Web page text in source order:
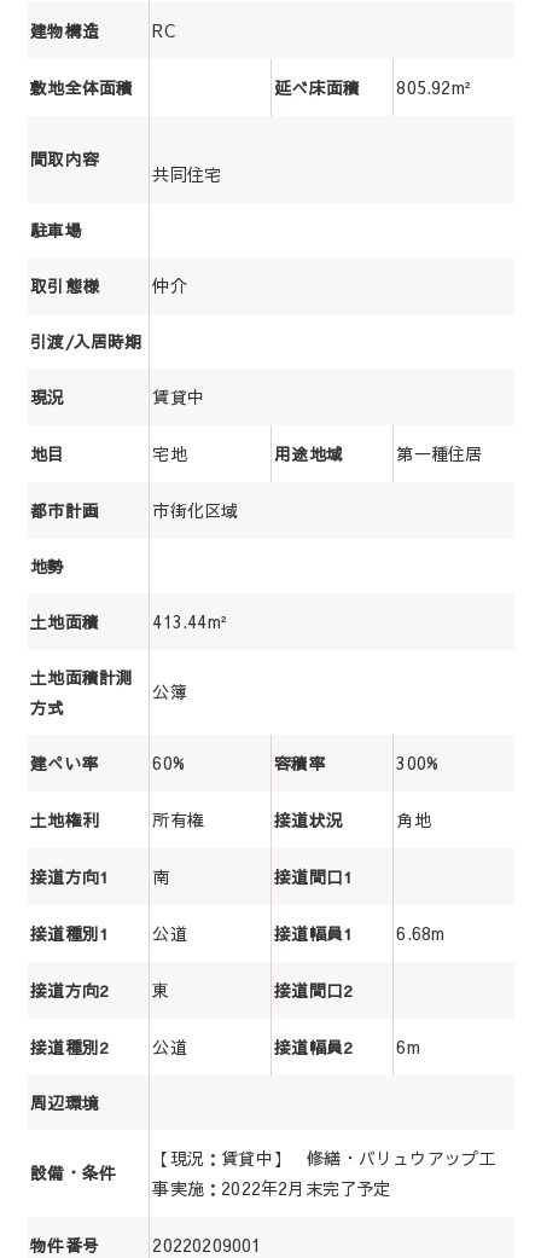
建物構造 RC
敷地全体面積 延べ床面積 805.92m²
間取内容
共同住宅
駐車場
取引態様 仲介
引渡/入居時期
現況 賃貸中
地目 宅地 用途地域 第一種住居
都市計画 市街化区域
地勢
土地面積 413.44m²
土地面積計測
方式
公簿
建ぺい率 60% 容積率 300%
土地権利 所有権 接道状況 角地
接道方向1 南 接道間口1
接道種別1 公道 接道幅員1 6.68m
接道方向2 東 接道間口2
接道種別2 公道 接道幅員2 6m
周辺環境
設備・条件
【現況：賃貸中】 修繕・バリュウアップ工
事実施：2022年2月末完了予定
物件番号 20220209001